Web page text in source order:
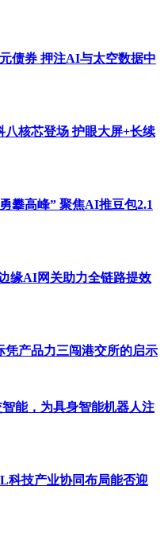
息保持沉默，但行业爆料
。未来数月内，新品牌的
心信息或将逐步公开。这
的成功，成为下半年车
场的厮杀也日趋白热化。
实力的自信，也是对市场
视这位低调却野心勃勃的
债券 押注AI与太空数据中
核芯登场 护眼大屏+长续
攀高峰” 聚焦AI推豆包2.1
缘AI网关助力全链路提效
产品力三闯港交所的启示
能，为具身智能机器人注
科技产业协同布局能否迎